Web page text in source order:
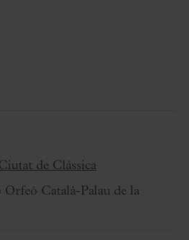
de Clàssica
Orfeó Català-Palau de la